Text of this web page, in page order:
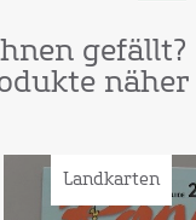
näher
Landkarten